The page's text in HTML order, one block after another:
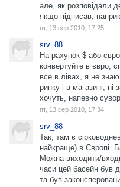
але, як розповідали
якщо підписав,
пт, 13 сер 2010, 17:25
srv_88
На рахунок $ або
конвертуйте в євро,
все в лівах, я не
ринку і в магазині,
хочуть, напевно
пт, 13 сер 2010, 17:34
srv_88
Так, там є
найкраще) в Європі.
Можна виходити/
часи цей басейн був
та був